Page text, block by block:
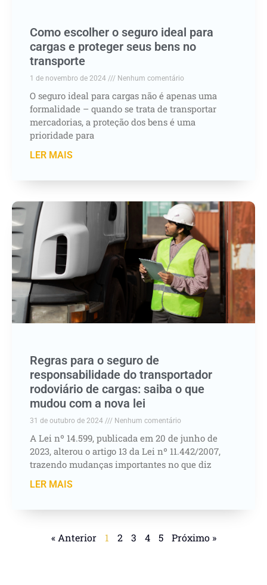
Como escolher o seguro ideal para
cargas e proteger seus bens no
transporte
1 de novembro de 2024 Nenhum comentário
O seguro ideal para cargas não é apenas uma
formalidade – quando se trata de transportar
mercadorias, a proteção dos bens é uma
prioridade para
LER MAIS
Regras para o seguro de
responsabilidade do transportador
rodoviário de cargas: saiba o que
mudou com a nova lei
31 de outubro de 2024 Nenhum comentário
A Lei nº 14.599, publicada em 20 de junho de
2023, alterou o artigo 13 da Lei nº 11.442/2007,
trazendo mudanças importantes no que diz
LER MAIS
« Anterior 1 2 3 4 5 Próximo »